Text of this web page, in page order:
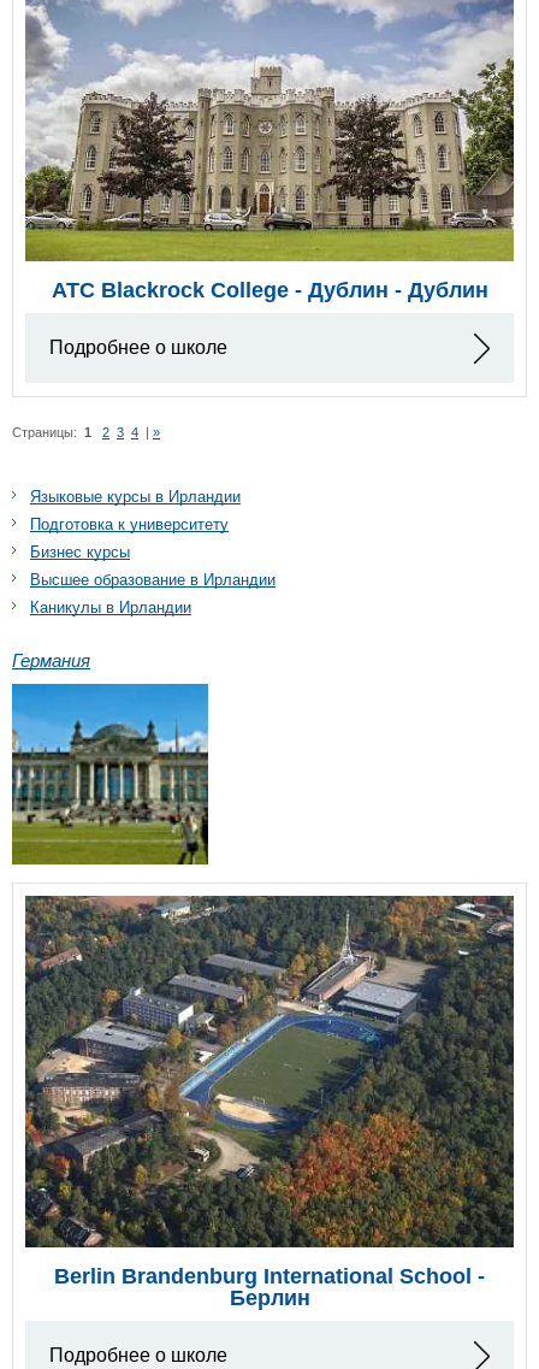
ATC Blackrock College - Дублин - Дублин
Подробнее о школе
Страницы: 1 2 3 4 | »
Языковые курсы в Ирландии
Подготовка к университету
Бизнес курсы
Высшее образование в Ирландии
Каникулы в Ирландии
Германия
Berlin Brandenburg International School -
Берлин
Подробнее о школе